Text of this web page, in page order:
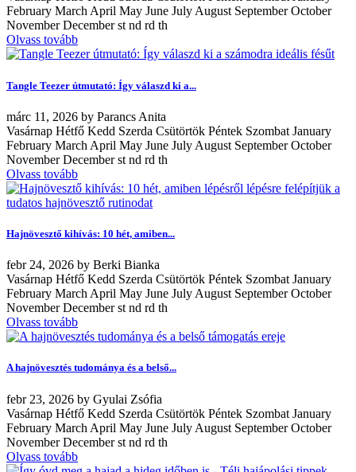
February March April May June July August September October
November December st nd rd th
Olvass tovább
Tangle Teezer útmutató: Így válaszd ki a...
márc 11, 2026 by Parancs Anita
Vasárnap Hétfő Kedd Szerda Csütörtök Péntek Szombat January
February March April May June July August September October
November December st nd rd th
Olvass tovább
Hajnövesztő kihívás: 10 hét, amiben...
febr 24, 2026 by Berki Bianka
Vasárnap Hétfő Kedd Szerda Csütörtök Péntek Szombat January
February March April May June July August September October
November December st nd rd th
Olvass tovább
A hajnövesztés tudománya és a belső...
febr 23, 2026 by Gyulai Zsófia
Vasárnap Hétfő Kedd Szerda Csütörtök Péntek Szombat January
February March April May June July August September October
November December st nd rd th
Olvass tovább